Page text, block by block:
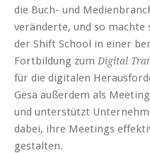
die Buch- und
veränderte, und so machte
der Shift School in einer
Fortbildung zum Digital
für die digitalen
Gesa außerdem als
und unterstützt
dabei, ihre Meetings
gestalten.